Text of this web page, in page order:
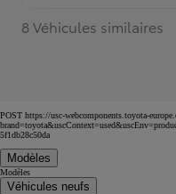
8 Véhicules similaires
POST https://usc-webcomponents.toyota-
5f1db28c50da
Modèles
Modèles
Véhicules neufs